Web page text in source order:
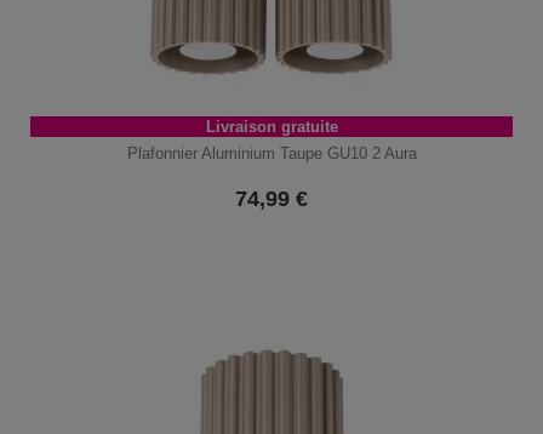
Livraison gratuite
Plafonnier Aluminium Taupe GU10 2 Aura
74,99 €